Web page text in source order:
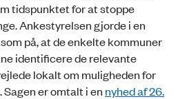
tidspunktet for at stoppe
Ankestyrelsen gjorde i en
på, at de enkelte kommuner
identificere de relevante
lokalt om muligheden for
er omtalt i en nyhed af 26.